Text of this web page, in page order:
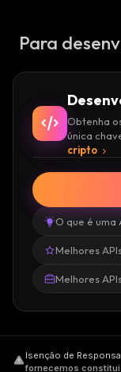
Para
Obtenha
única
cripto
O que é uma
Melhores
Melhores
Isenção de
fornecemos